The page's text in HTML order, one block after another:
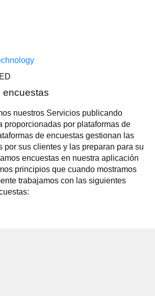
encuestas
nuestros Servicios publicando
proporcionadas por plataformas de
de encuestas gestionan las
por sus clientes y las preparan para su
encuestas en nuestra aplicación
principios que cuando mostramos
trabajamos con las siguientes